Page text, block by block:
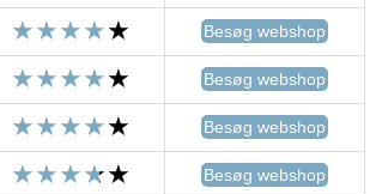
Besøg webshop
Besøg webshop
Besøg webshop
Besøg webshop